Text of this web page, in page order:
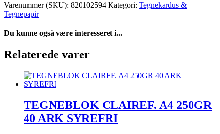
Varenummer (SKU): 820102594 Kategori: Tegnekardus &
Tegnepapir
Du kunne også være interesseret i...
Relaterede varer
TEGNEBLOK CLAIREF. A4 250GR
40 ARK SYREFRI